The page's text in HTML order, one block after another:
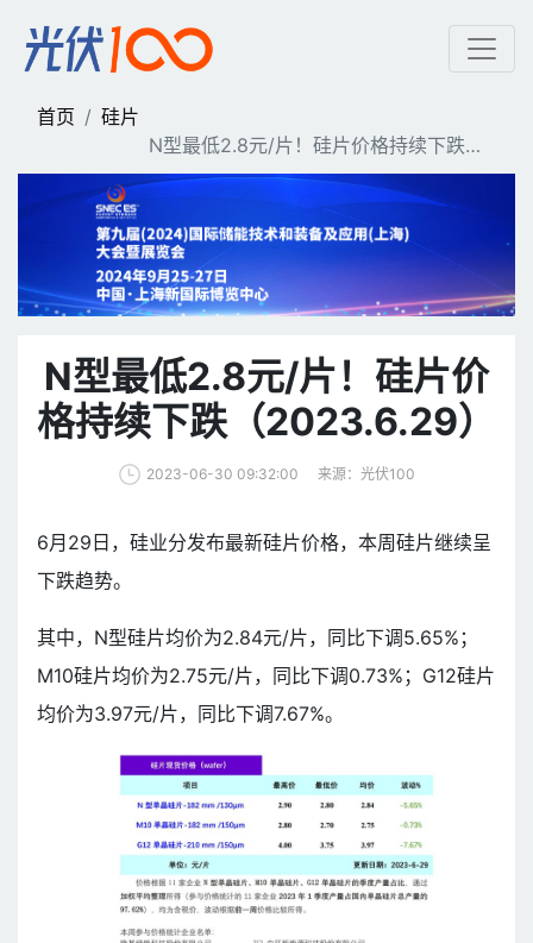
N型最低2.8元/片！硅片
首页
硅片
N型最低2.8元/片！硅片价格持续下跌（2
023.6.29）
N型最低2.8元/片！硅片价
格持续下跌（2023.6.29）
2023-06-30 09:32:00 来源：光伏100
6月29日，硅业分发布最新硅片价格，本周硅片继续呈
下跌趋势。
其中，N型硅片均价为2.84元/片，同比下调5.65%；
M10硅片均价为2.75元/片，同比下调0.73%；G12硅片
均价为3.97元/片，同比下调7.67%。